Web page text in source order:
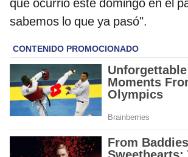
que ocurrió este domingo en el
sabemos lo que ya pasó".